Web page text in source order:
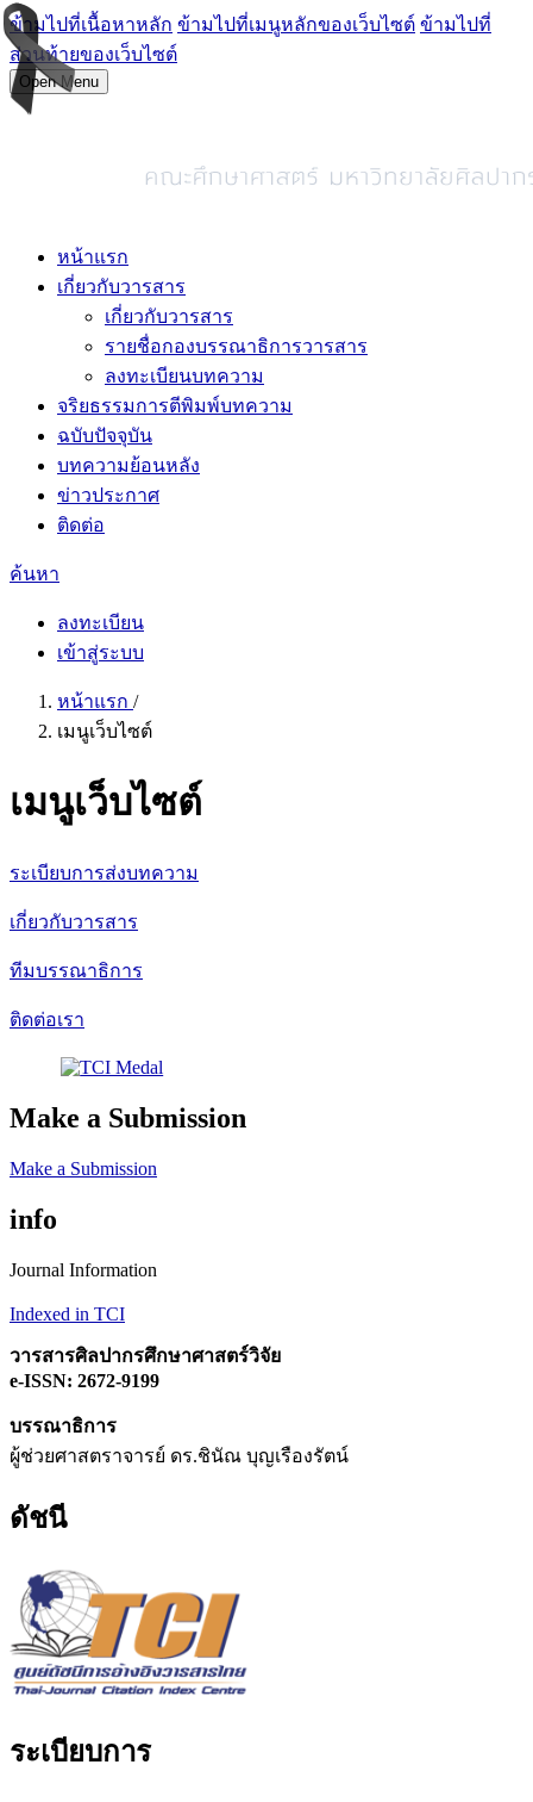
ข้ามไปที่เนื้อหาหลัก ข้ามไปที่เมนูหลักของเว็บไซต์ ข้ามไปที่
ส่วนท้ายของเว็บไซต์
Open Menu
หน้าแรก
เกี่ยวกับวารสาร
เกี่ยวกับวารสาร
รายชื่อกองบรรณาธิการวารสาร
ลงทะเบียนบทความ
จริยธรรมการตีพิมพ์บทความ
ฉบับปัจจุบัน
บทความย้อนหลัง
ข่าวประกาศ
ติดต่อ
ค้นหา
ลงทะเบียน
เข้าสู่ระบบ
หน้าแรก /
เมนูเว็บไซต์
เมนูเว็บไซต์
ระเบียบการส่งบทความ
เกี่ยวกับวารสาร
ทีมบรรณาธิการ
ติดต่อเรา
Make a Submission
Make a Submission
info
Journal Information
Indexed in TCI
วารสารศิลปากรศึกษาศาสตร์วิจัย
e-ISSN: 2672-9199
บรรณาธิการ
ผู้ช่วยศาสตราจารย์ ดร.ชินัณ บุญเรืองรัตน์
ดัชนี
ระเบียบการ